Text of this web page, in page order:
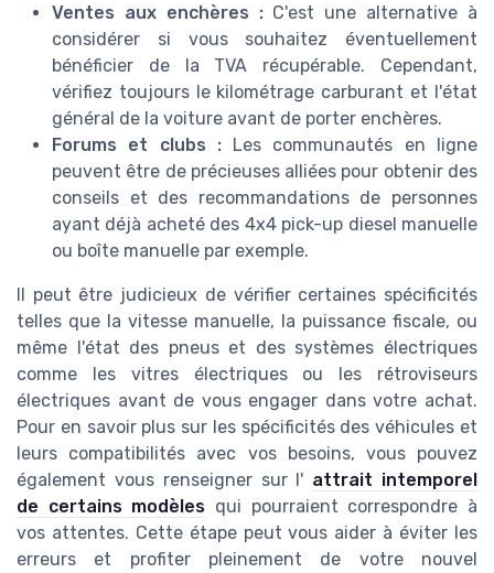
Ventes aux enchères :C'est une alternative à
considérer si vous souhaitez éventuellement
bénéficier de la TVA récupérable. Cependant,
vérifiez toujours le kilométrage carburant et l'état
général de la voiture avant de porter enchères.
Forums et clubs :Les communautés en ligne
peuvent être de précieuses alliées pour obtenir des
conseils et des recommandations de personnes
ayant déjà acheté des 4x4 pick-up diesel manuelle
ou boîte manuelle par exemple.
Il peut être judicieux de vérifier certaines spécificités
telles que la vitesse manuelle, la puissance fiscale, ou
même l'état des pneus et des systèmes électriques
comme les vitres électriques ou les rétroviseurs
électriques avant de vous engager dans votre achat.
Pour en savoir plus sur les spécificités des véhicules et
leurs compatibilités avec vos besoins, vous pouvez
également vous renseigner sur l' attrait intemporel
de certains modèles qui pourraient correspondre à
vos attentes. Cette étape peut vous aider à éviter les
erreurs et profiter pleinement de votre nouvel